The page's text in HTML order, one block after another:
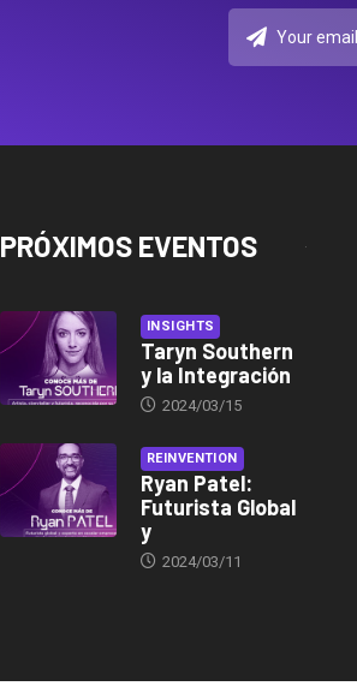
PRÓXIMOS EVENTOS
INSIGHTS
Taryn Southern
y la Integración
2024/03/15
REINVENTION
Ryan Patel:
Futurista Global
y
2024/03/11